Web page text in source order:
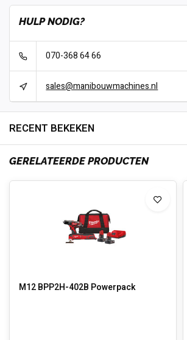
HULP NODIG?
070-368 64 66
sales@manibouwmachines.nl
RECENT BEKEKEN
GERELATEERDE PRODUCTEN
M12 BPP2H-402B Powerpack